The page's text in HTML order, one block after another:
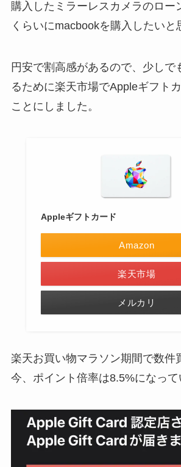
購入したミラーレスカメラのロー
くらいにmacbookを購入したいと
円安で割高感があるので、少しで
るために楽天市場でAppleギフト
ことにしました。
Appleギフトカード
Amazon
楽天市場
メルカリ
楽天お買い物マラソン期間で数件
今、ポイント倍率は8.5%になって